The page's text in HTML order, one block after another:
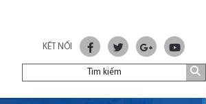
KẾT NỐI